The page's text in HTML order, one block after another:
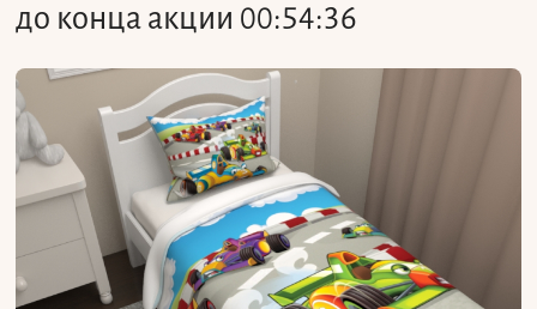
до конца акции 00:54:36